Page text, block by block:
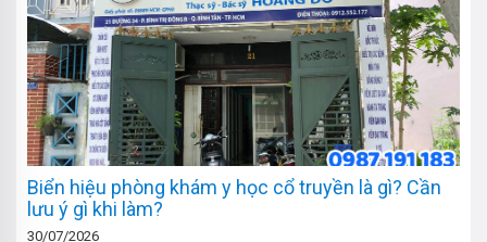
Biển hiệu phòng khám y học cổ truyền là gì? Cần
lưu ý gì khi làm?
30/07/2026